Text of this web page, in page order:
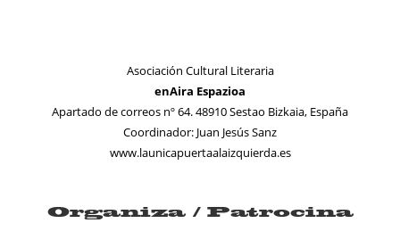
Asociación Cultural Literaria
enAira Espazioa
Apartado de correos nº 64. 48910 Sestao Bizkaia, España
Coordinador: Juan Jesús Sanz
www.launicapuertaalaizquierda.es
Organiza / Patrocina